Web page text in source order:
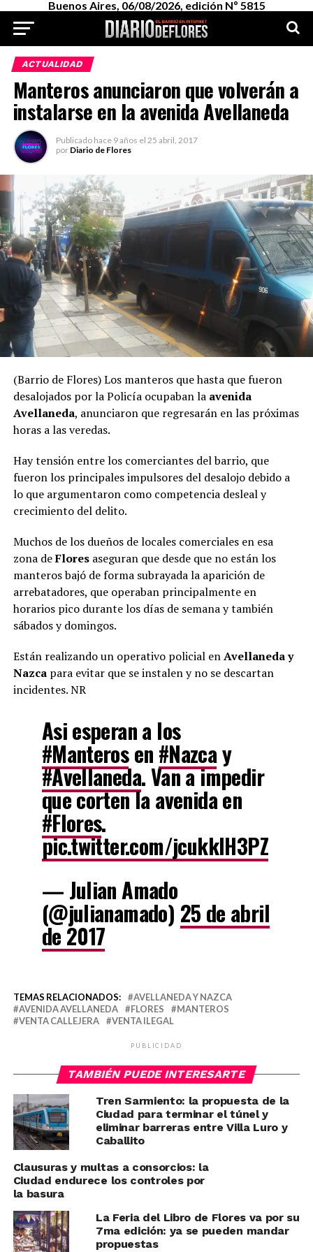
Buenos Aires, 06/08/2026, edición Nº 5815
ACTUALIDAD
Manteros anunciaron que volverán a
instalarse en la avenida Avellaneda
Publicado hace 9 años el 25 abril, 2017
por Diario de Flores
(Barrio de Flores) Los manteros que hasta que fueron
desalojados por la Policía ocupaban laavenida
Avellaneda, anunciaron que regresarán en las próximas
horas a las veredas.
Hay tensión entre los comerciantes del barrio, que
fueron los principales impulsores del desalojo debido a
lo que argumentaron como competencia desleal y
crecimiento del delito.
Muchos de los dueños de locales comerciales en esa
zona deFloresaseguran que desde que no están los
manteros bajó de forma subrayada la aparición de
arrebatadores, que operaban principalmente en
horarios pico durante los días de semana y también
sábados y domingos.
Están realizando un operativo policial enAvellaneda y
Nazcapara evitar que se instalen y no se descartan
incidentes. NR
Asi esperan a los
#Manterosen #Nazcay
#Avellaneda. Van a impedir
que corten la avenida en
#Flores.
pic.twitter.com/jcukklH3PZ
— Julian Amado
(@julianamado) 25 de abril
de 2017
TEMAS RELACIONADOS:
AVELLANEDA Y NAZCA
AVENIDA AVELLANEDA
FLORES
MANTEROS
VENTA CALLEJERA
VENTA ILEGAL
PUBLICIDAD
TAMBIÉN PUEDE INTERESARTE
Tren Sarmiento: la propuesta de la
Ciudad para terminar el túnel y
eliminar barreras entre Villa Luro y
Caballito
Clausuras y multas a consorcios: la
Ciudad endurece los controles por
la basura
La Feria del Libro de Flores va por su
7ma edición: ya se pueden mandar
propuestas